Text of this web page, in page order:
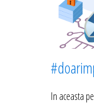
In aceasta